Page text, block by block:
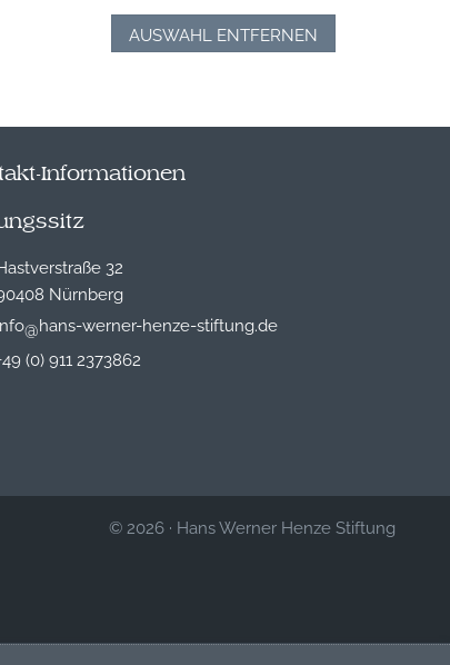
AUSWAHL ENTFERNEN
Informationen
32
Nürnberg
@hans-werner-henze-stiftung.de
(0) 911 2373862
© 2026 · Hans Werner Henze Stiftung